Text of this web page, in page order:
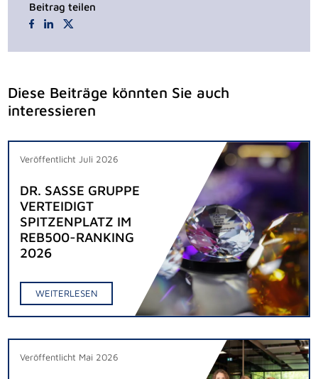
Beitrag teilen
Diese Beiträge könnten Sie auch
interessieren
Veröffentlicht Juli 2026
DR. SASSE GRUPPE
VERTEIDIGT
SPITZENPLATZ IM
REB500-RANKING
2026
WEITERLESEN
Veröffentlicht Mai 2026